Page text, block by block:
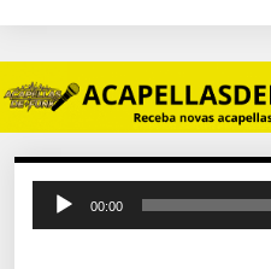
o
00:00